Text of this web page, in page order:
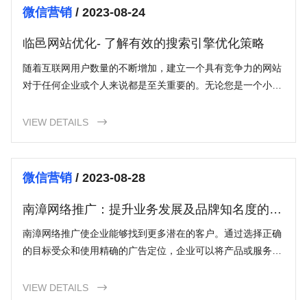
微信营销/ 2023-08-24
临邑网站优化- 了解有效的搜索引擎优化策略
随着互联网用户数量的不断增加，建立一个具有竞争力的网站
对于任何企业或个人来说都是至关重要的。无论您是一个小型
过优化您的网站，可以使您在搜索引擎结果页面（SERP）中
VIEW DETAILS 
微信营销/ 2023-08-28
南漳网络推广：提升业务发展及品牌知名度的关
键
南漳网络推广使企业能够找到更多潜在的客户。通过选择正确
的目标受众和使用精确的广告定位，企业可以将产品或服务推
并将他们转化为实际购买或合作的客户。
VIEW DETAILS 